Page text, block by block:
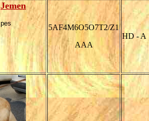
Jemen
pes
5AF4M6O5O7T2/Z1
AAA
HD - A